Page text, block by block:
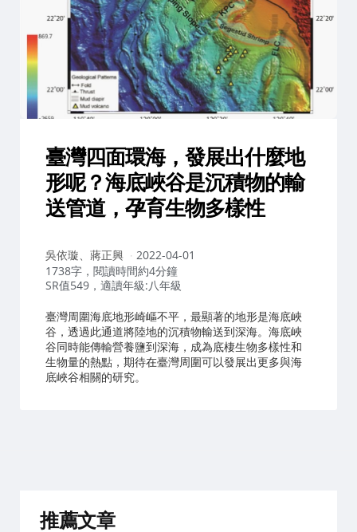
臺灣四面環海，發展出什麼地
形呢？海底峽谷是沉積物的輸
送管道，孕育生物多樣性
作
者：
吳依璇、蔣正興
2022-04-01
1738字，閱讀時間約4分鐘
SR值549，適讀年級:八年級
臺灣周圍海底地形崎嶇不平，最顯著的地形是海底峽
谷，透過此通道將陸地的沉積物輸送到深海。海底峽
谷同時能傳輸營養鹽到深海，成為底棲生物多樣性和
生物量的熱點，期待在臺灣周圍可以發展出更多與海
底峽谷相關的研究。
推薦文章